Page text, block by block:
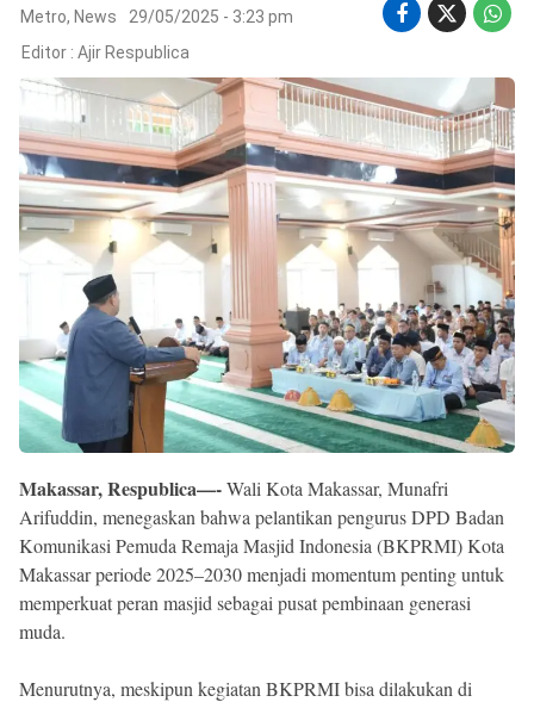
©
Copyright
2026
Respublica
.
All
Reserved
Metro, News
29/05/2025 - 3:23 pm
Editor : Ajir Respublica
Makassar, Respublica—-Wali Kota Makassar, Munafri
Arifuddin, menegaskan bahwa pelantikan pengurus DPD Badan
Komunikasi Pemuda Remaja Masjid Indonesia (BKPRMI) Kota
Makassar periode 2025–2030 menjadi momentum penting untuk
memperkuat peran masjid sebagai pusat pembinaan generasi
muda.
Menurutnya, meskipun kegiatan BKPRMI bisa dilakukan di